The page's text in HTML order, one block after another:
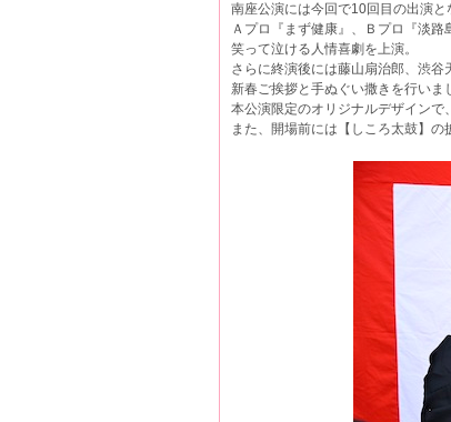
南座公演には今回で10回目の出演と
Ａプロ『まず健康』、Ｂプロ『淡路
笑って泣ける人情喜劇を上演。
さらに終演後には藤山扇治郎、渋
新春ご挨拶と手ぬぐい撒きを行いま
本公演限定のオリジナルデザイン
また、開場前には【しころ太鼓】の